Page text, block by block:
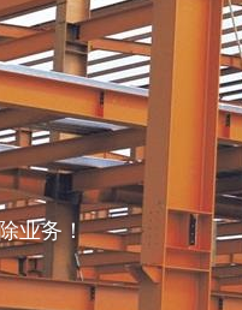
业务！